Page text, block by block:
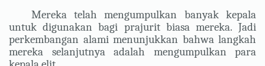
Mereka telah mengumpulkan banyak kepala
untuk digunakan bagi prajurit biasa mereka. Jadi
perkembangan alami menunjukkan bahwa langkah
mereka selanjutnya adalah mengumpulkan para